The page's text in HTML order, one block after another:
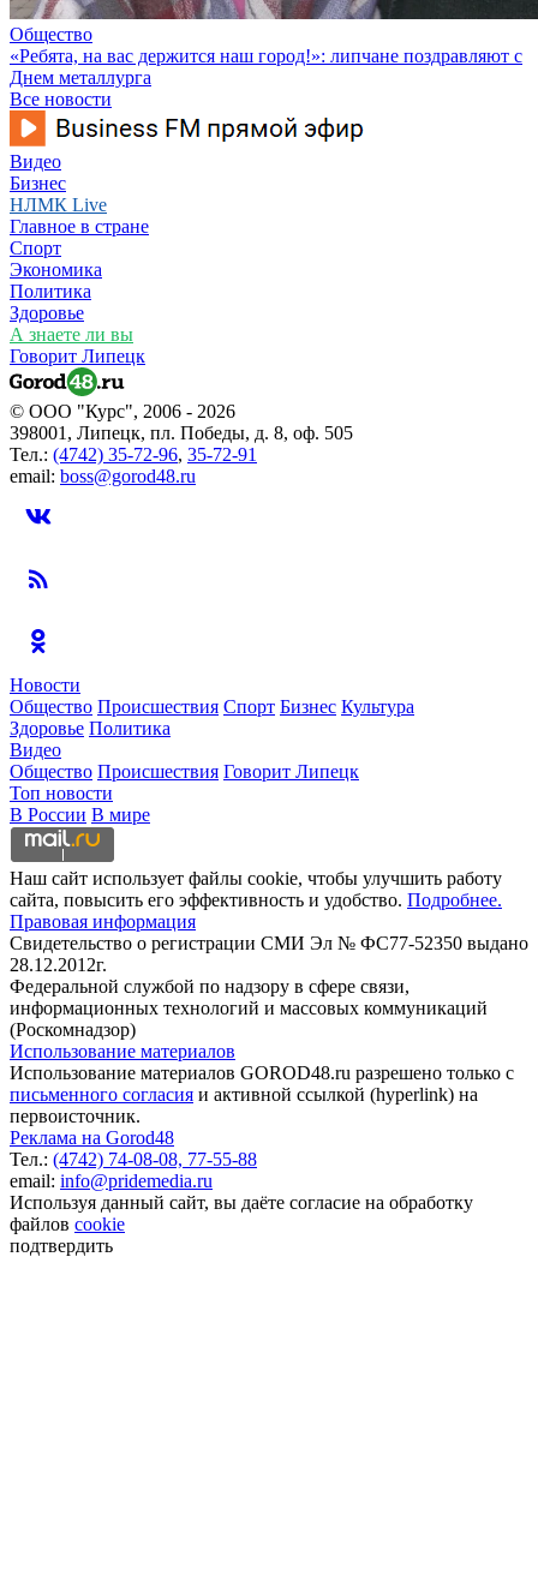
Общество
«Ребята, на вас держится наш город!»: липчане поздравляют с
Днем металлурга
Все новости
Видео
Бизнес
НЛМК Live
Главное в стране
Спорт
Экономика
Политика
Здоровье
А знаете ли вы
Говорит Липецк
© ООО "Курс", 2006 - 2026
398001, Липецк, пл. Победы, д. 8, оф. 505
Тел.: (4742) 35-72-96, 35-72-91
email: boss@gorod48.ru
Новости
Общество Происшествия Спорт Бизнес Культура
Здоровье Политика
Видео
Общество Происшествия Говорит Липецк
Топ новости
В России В мире
Наш сайт использует файлы cookie, чтобы улучшить работу
сайта, повысить его эффективность и удобство. Подробнее.
Правовая информация
Свидетельство о регистрации СМИ Эл № ФС77-52350 выдано
28.12.2012г.
Федеральной службой по надзору в сфере связи,
информационных технологий и массовых коммуникаций
(Роскомнадзор)
Использование материалов
Использование материалов GOROD48.ru разрешено только с
письменного согласия и активной ссылкой (hyperlink) на
первоисточник.
Реклама на Gorod48
Тел.: (4742) 74-08-08, 77-55-88
email: info@pridemedia.ru
Используя данный сайт, вы даёте согласие на обработку
файлов cookie
подтвердить